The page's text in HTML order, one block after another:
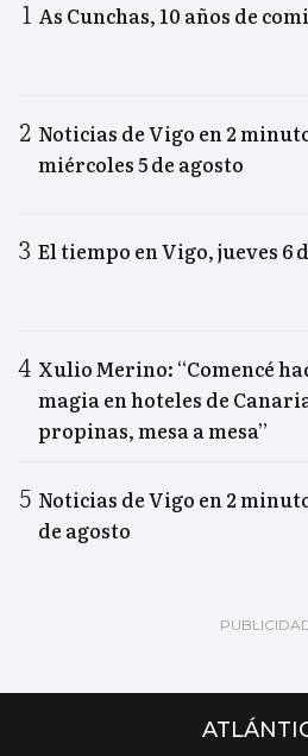
As Cunchas, 10 años de
Noticias de Vigo en 2
miércoles 5 de agosto
El tiempo en Vigo, jueves 6
Xulio Merino: “Comencé
magia en hoteles de
propinas, mesa a mesa”
Noticias de Vigo en 2
de agosto